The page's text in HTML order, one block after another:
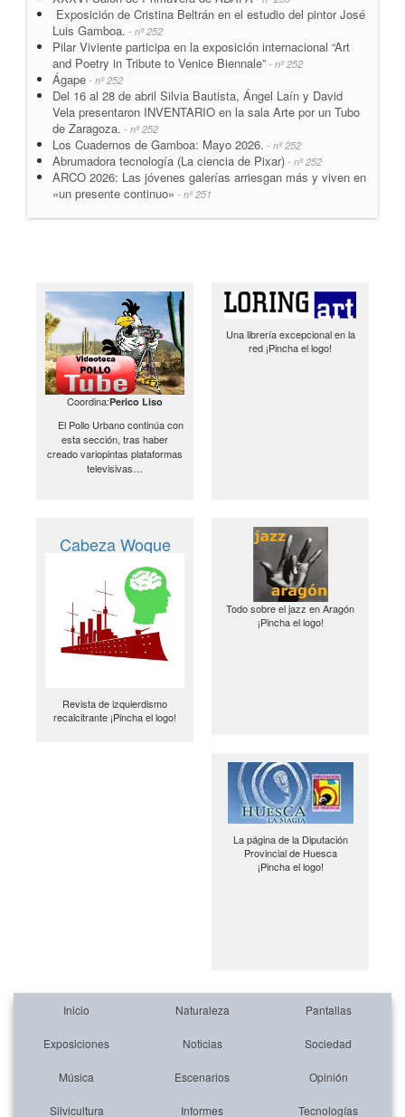
Exposición de Cristina Beltrán en el estudio del pintor José
Luis Gamboa. - nº 252
Pilar Viviente participa en la exposición internacional “Art
and Poetry in Tribute to Venice Biennale” - nº 252
Ágape - nº 252
Del 16 al 28 de abril Silvia Bautista, Ángel Laín y David
Vela presentaron INVENTARIO en la sala Arte por un Tubo
de Zaragoza. - nº 252
Los Cuadernos de Gamboa: Mayo 2026. - nº 252
Abrumadora tecnología (La ciencia de Pixar) - nº 252
ARCO 2026: Las jóvenes galerías arriesgan más y viven en
«un presente continuo» - nº 251
Coordina:Perico Liso
El Pollo Urbano continúa con
esta sección, tras haber
creado variopintas plataformas
televisivas…
Una librería excepcional en la
red ¡Pincha el logo!
Cabeza Woque
Revista de izquierdismo
recalcitrante ¡Pincha el logo!
Todo sobre el jazz en Aragón
¡Pincha el logo!
La página de la Diputación
Provincial de Huesca
¡Pincha el logo!
Inicio Naturaleza Pantallas
Exposiciones Noticias Sociedad
Música Escenarios Opinión
Silvicultura Informes Tecnologías